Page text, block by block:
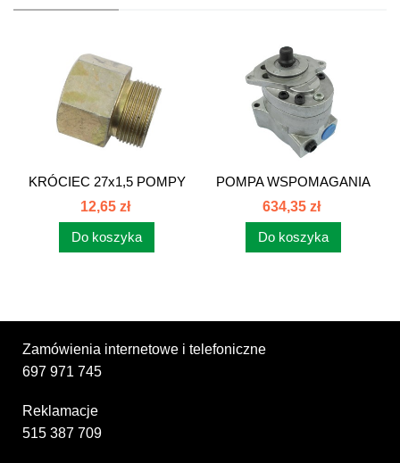
KRÓCIEC 27x1,5 POMPY
80420005
12,65 zł
Do koszyka
POMPA WSPOMAGANIA
ZCT16L...
634,35 zł
Do koszyka
Zamówienia internetowe i telefoniczne
697 971 745
Reklamacje
515 387 709